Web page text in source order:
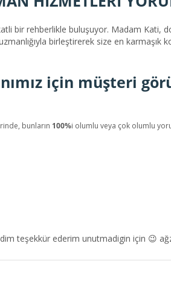
bir rehberlikle buluşuyor. Madam Kati,
birleştirerek size en karmaşık
için müşteri
bunların 100%i olumlu veya çok olumlu
teşekkür ederim unutmadigin için 😉